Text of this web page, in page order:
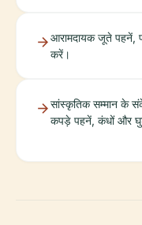
आरामदायक जूते पहनें,
करें।
सांस्कृतिक सम्मान के
कपड़े पहनें, कंधों और